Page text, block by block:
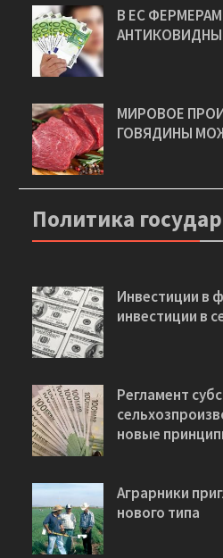
В ЕС
МИРОВОЕ
ГОВЯДИНЫ
Политика
Инвестиции в
инвестиции в
Регламент
новые
Аграрники
нового типа